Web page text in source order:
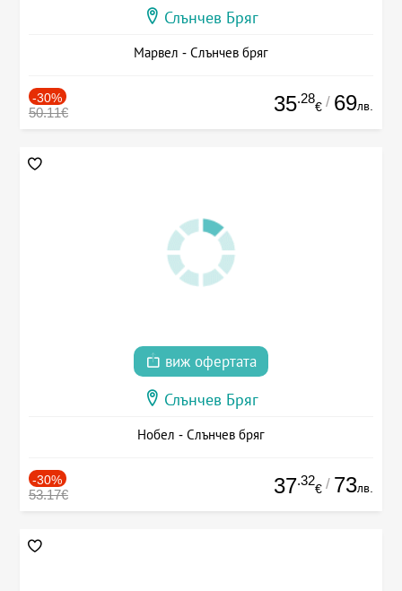
Слънчев Бряг
Марвел - Слънчев бряг
-30%
50.11€ 35.28
€ / 69лв.
виж офертата
Слънчев Бряг
Нобел - Слънчев бряг
-30%
53.17€ 37.32
€ / 73лв.